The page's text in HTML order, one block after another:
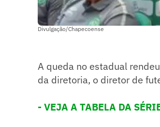
Divulgação/Chapecoense
A queda no estadual
da diretoria, o diretor de
- VEJA A TABELA DA